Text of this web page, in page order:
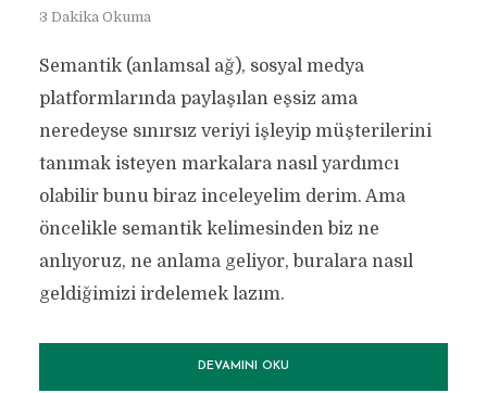
3 Dakika Okuma
Semantik (anlamsal ağ), sosyal medya
platformlarında paylaşılan eşsiz ama
neredeyse sınırsız veriyi işleyip müşterilerini
tanımak isteyen markalara nasıl yardımcı
olabilir bunu biraz inceleyelim derim. Ama
öncelikle semantik kelimesinden biz ne
anlıyoruz, ne anlama geliyor, buralara nasıl
geldiğimizi irdelemek lazım.
DEVAMINI OKU